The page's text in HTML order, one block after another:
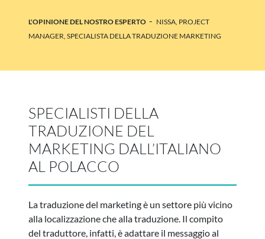
L'OPINIONE DEL NOSTRO ESPERTO - NISSA, PROJECT
MANAGER, SPECIALISTA DELLA TRADUZIONE MARKETING
SPECIALISTI DELLA
TRADUZIONE DEL
MARKETING DALL’ITALIANO
AL POLACCO
La traduzione del marketing è un settore più vicino
alla localizzazione che alla traduzione. Il compito
del traduttore, infatti, è adattare il messaggio al